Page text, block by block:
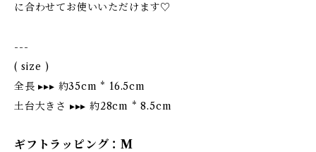
に合わせてお使いいただけます♡
---
( size )
全長 ▸▸▸ 約35cm * 16.5cm
土台大きさ ▸▸▸ 約28cm * 8.5cm
ギフトラッピング：M